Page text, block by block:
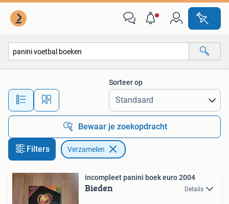
Alle afstanden…
Sorteer op
Bewaar je zoekopdracht
Filters Verzamelen
incompleet panini boek euro 2004
Bieden Details